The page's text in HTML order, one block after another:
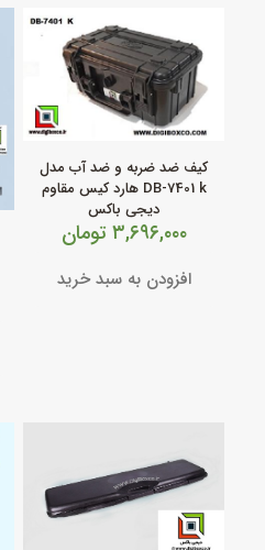
کیف ضد ضربه و ضد آب مدل
DB‑7401 k هارد کیس مقاوم
دیجی باکس
۳,۶۹۶,۰۰۰ تومان
افزودن به سبد خرید